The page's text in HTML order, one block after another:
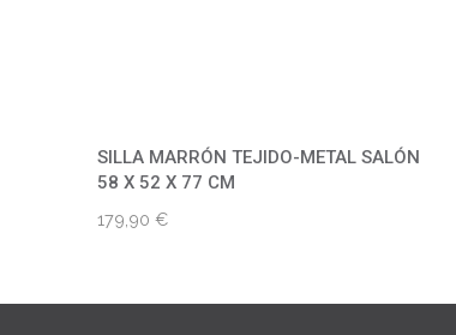
SILLA MARRÓN TEJIDO-METAL SALÓN
58 X 52 X 77 CM
179,90 €